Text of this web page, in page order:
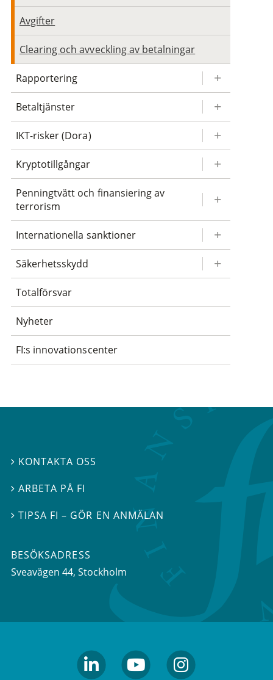
Avgifter
Clearing och avveckling av betalningar
Rapportering
Betaltjänster
IKT-risker (Dora)
Kryptotillgångar
Penningtvätt och finansiering av
terrorism
Internationella sanktioner
Säkerhetsskydd
Totalförsvar
Nyheter
FI:s innovationscenter
 KONTAKTA OSS
 ARBETA PÅ FI
TIPSA FI – GÖR EN ANMÄLAN
BESÖKSADRESS
Sveavägen 44, Stockholm